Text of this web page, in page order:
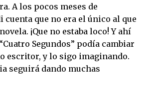
A los pocos meses de
cuenta que no era el único al que
¡Que no estaba loco! Y ahí
Segundos” podía cambiar
escritor, y lo sigo imaginando.
seguirá dando muchas